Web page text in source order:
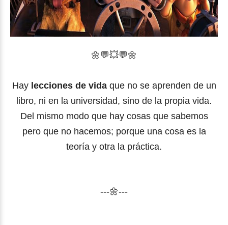
🌼 💬💥💬🌼
Haylecciones de vidaque no se aprenden de un
libro, ni en la universidad, sino de la propia vida.
Del mismo modo que hay cosas que sabemos
pero que no hacemos; porque una cosa es la
teoría y otra la práctica.
---🌼---